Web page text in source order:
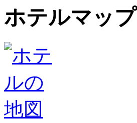
ホテルマップ